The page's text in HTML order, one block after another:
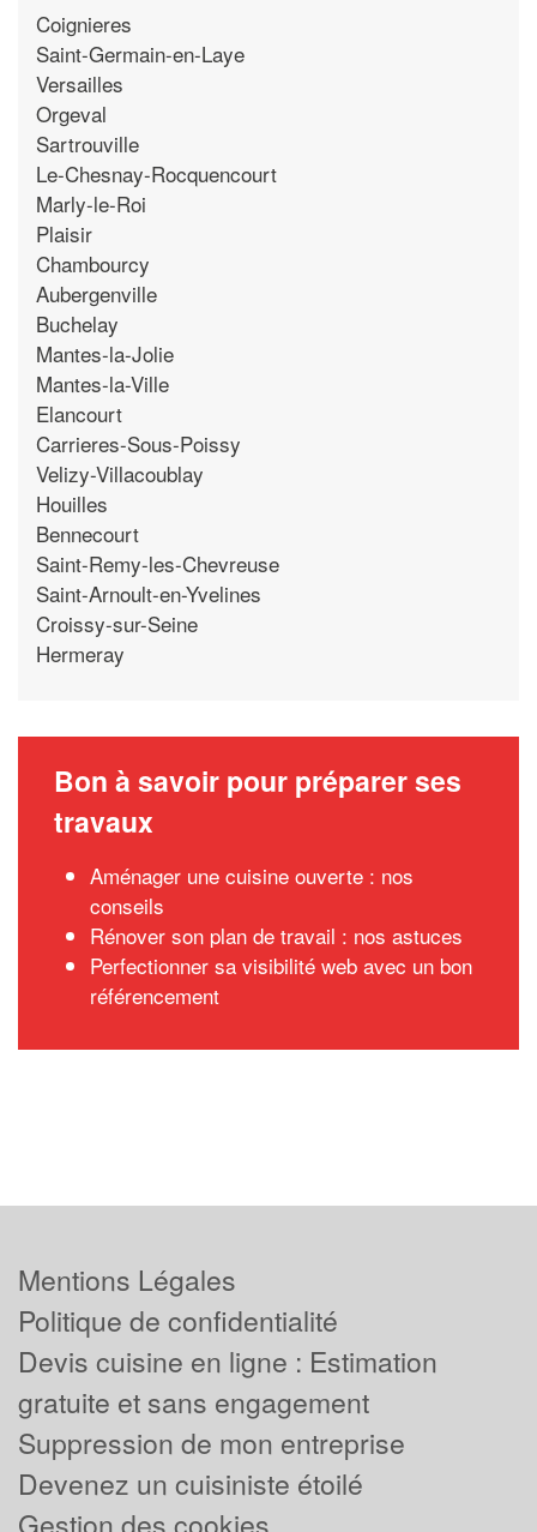
Coignieres
Saint-Germain-en-Laye
Versailles
Orgeval
Sartrouville
Le-Chesnay-Rocquencourt
Marly-le-Roi
Plaisir
Chambourcy
Aubergenville
Buchelay
Mantes-la-Jolie
Mantes-la-Ville
Elancourt
Carrieres-Sous-Poissy
Velizy-Villacoublay
Houilles
Bennecourt
Saint-Remy-les-Chevreuse
Saint-Arnoult-en-Yvelines
Croissy-sur-Seine
Hermeray
Bon à savoir pour préparer ses
travaux
Aménager une cuisine ouverte : nos
conseils
Rénover son plan de travail : nos astuces
Perfectionner sa visibilité web avec un bon
référencement
Mentions Légales
Politique de confidentialité
Devis cuisine en ligne : Estimation
gratuite et sans engagement
Suppression de mon entreprise
Devenez un cuisiniste étoilé
Gestion des cookies